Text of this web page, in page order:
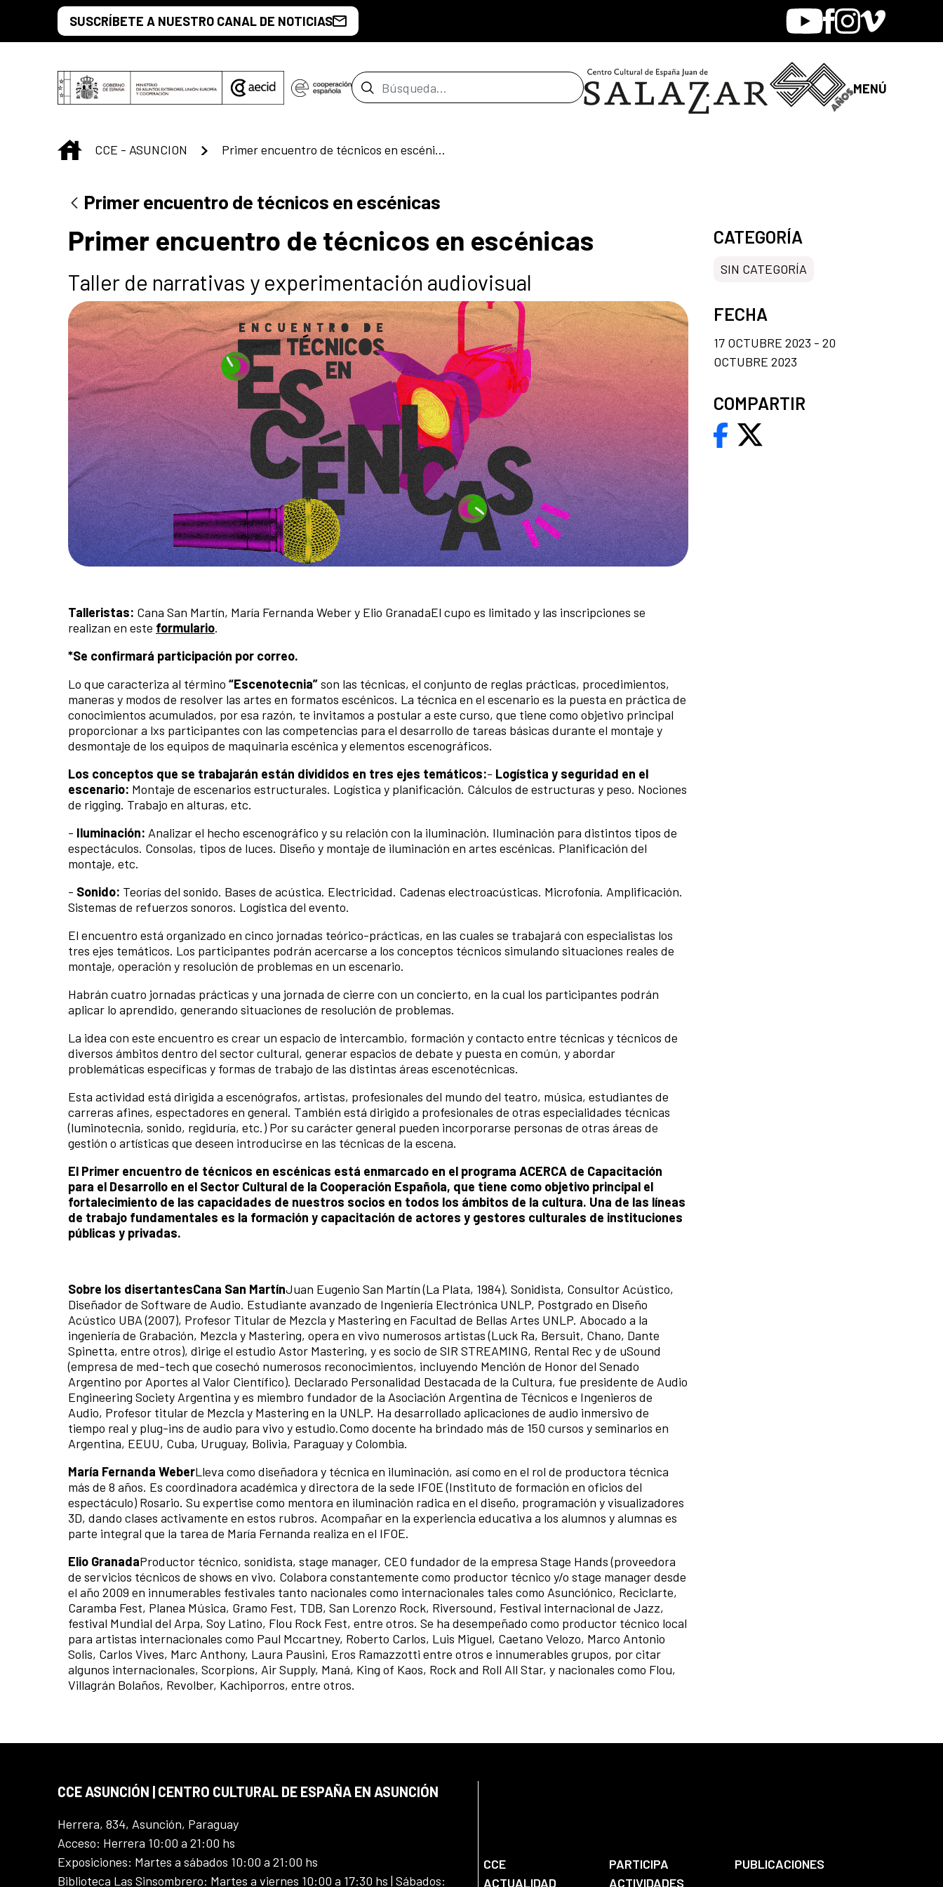
Saltar al contenido principal
SUSCRÍBETE A NUESTRO CANAL DE NOTICIAS YoutubeFacebook
Instagram
Vimeo
Barra de búsqueda MENÚ
INICIO
CCE - ASUNCION Primer encuentro de técnicos en escénicas
Primer encuentro de técnicos en escénicas
Primer encuentro de técnicos en escénicas
Taller de narrativas y experimentación audiovisual
Talleristas: Cana San Martín, María Fernanda Weber y Elio GranadaEl cupo es limitado y las inscripciones se
realizan en este formulario.
*Se confirmará participación por correo.
Lo que caracteriza al término “Escenotecnia”son las técnicas, el conjunto de reglas prácticas, procedimientos,
maneras y modos de resolver las artes en formatos escénicos. La técnica en el escenario es la puesta en práctica de
conocimientos acumulados, por esa razón, te invitamos a postular a este curso, que tiene como objetivo principal
proporcionar a lxs participantes con las competencias para el desarrollo de tareas básicas durante el montaje y
desmontaje de los equipos de maquinaria escénica y elementos escenográficos.
Los conceptos que se trabajarán están divididos en tres ejes temáticos:- Logística y seguridad en el
escenario: Montaje de escenarios estructurales. Logística y planificación. Cálculos de estructuras y peso. Nociones
de rigging. Trabajo en alturas, etc.
- Iluminación: Analizar el hecho escenográfico y su relación con la iluminación. Iluminación para distintos tipos de
espectáculos. Consolas, tipos de luces. Diseño y montaje de iluminación en artes escénicas. Planificación del
montaje, etc.
- Sonido: Teorías del sonido. Bases de acústica. Electricidad. Cadenas electroacústicas. Microfonía. Amplificación.
Sistemas de refuerzos sonoros. Logística del evento.
El encuentro está organizado en cinco jornadas teórico-prácticas, en las cuales se trabajará con especialistas los
tres ejes temáticos. Los participantes podrán acercarse a los conceptos técnicos simulando situaciones reales de
montaje, operación y resolución de problemas en un escenario.
Habrán cuatro jornadas prácticas y una jornada de cierre con un concierto, en la cual los participantes podrán
aplicar lo aprendido, generando situaciones de resolución de problemas.
La idea con este encuentro es crear un espacio de intercambio, formación y contacto entre técnicas y técnicos de
diversos ámbitos dentro del sector cultural, generar espacios de debate y puesta en común, y abordar
problemáticas específicas y formas de trabajo de las distintas áreas escenotécnicas.
Esta actividad está dirigida a escenógrafos, artistas, profesionales del mundo del teatro, música, estudiantes de
carreras afines, espectadores en general. También está dirigido a profesionales de otras especialidades técnicas
(luminotecnia, sonido, regiduría, etc.) Por su carácter general pueden incorporarse personas de otras áreas de
gestión o artísticas que deseen introducirse en las técnicas de la escena.
El Primer encuentro de técnicos en escénicas está enmarcado en el programa ACERCA de Capacitación
para el Desarrollo en el Sector Cultural de la Cooperación Española, que tiene como objetivo principal el
fortalecimiento de las capacidades de nuestros socios en todos los ámbitos de la cultura. Una de las líneas
de trabajo fundamentales es la formación y capacitación de actores y gestores culturales de instituciones
públicas y privadas.
Sobre los disertantesCana San MartínJuan Eugenio San Martín (La Plata, 1984). Sonidista, Consultor Acústico,
Diseñador de Software de Audio. Estudiante avanzado de Ingeniería Electrónica UNLP, Postgrado en Diseño
Acústico UBA (2007), Profesor Titular de Mezcla y Mastering en Facultad de Bellas Artes UNLP. Abocado a la
ingeniería de Grabación, Mezcla y Mastering, opera en vivo numerosos artistas (Luck Ra, Bersuit, Chano, Dante
Spinetta, entre otros), dirige el estudio Astor Mastering, y es socio de SIR STREAMING, Rental Rec y de uSound
(empresa de med-tech que cosechó numerosos reconocimientos, incluyendo Mención de Honor del Senado
Argentino por Aportes al Valor Científico). Declarado Personalidad Destacada de la Cultura, fue presidente de Audio
Engineering Society Argentina y es miembro fundador de la Asociación Argentina de Técnicos e Ingenieros de
Audio, Profesor titular de Mezcla y Mastering en la UNLP. Ha desarrollado aplicaciones de audio inmersivo de
tiempo real y plug-ins de audio para vivo y estudio.Como docente ha brindado más de 150 cursos y seminarios en
Argentina, EEUU, Cuba, Uruguay, Bolivia, Paraguay y Colombia.
María Fernanda WeberLleva como diseñadora y técnica en iluminación, así como en el rol de productora técnica
más de 8 años. Es coordinadora académica y directora de la sede IFOE (Instituto de formación en oficios del
espectáculo) Rosario. Su expertise como mentora en iluminación radica en el diseño, programación y visualizadores
3D, dando clases activamente en estos rubros. Acompañar en la experiencia educativa a los alumnos y alumnas es
parte integral que la tarea de María Fernanda realiza en el IFOE.
Elio GranadaProductor técnico, sonidista, stage manager, CEO fundador de la empresa Stage Hands (proveedora
de servicios técnicos de shows en vivo. Colabora constantemente como productor técnico y/o stage manager desde
el año 2009 en innumerables festivales tanto nacionales como internacionales tales como Asunciónico, Reciclarte,
Caramba Fest, Planea Música, Gramo Fest, TDB, San Lorenzo Rock, Riversound, Festival internacional de Jazz,
festival Mundial del Arpa, Soy Latino, Flou Rock Fest, entre otros. Se ha desempeñado como productor técnico local
para artistas internacionales como Paul Mccartney, Roberto Carlos, Luis Miguel, Caetano Velozo, Marco Antonio
Solis, Carlos Vives, Marc Anthony, Laura Pausini, Eros Ramazzotti entre otros e innumerables grupos, por citar
algunos internacionales, Scorpions, Air Supply, Maná, King of Kaos, Rock and Roll All Star, y nacionales como Flou,
Villagrán Bolaños, Revolber, Kachiporros, entre otros.
CATEGORÍA
SIN CATEGORÍA
FECHA
17 OCTUBRE 2023 - 20
OCTUBRE 2023
COMPARTIR
CCE ASUNCIÓN | CENTRO CULTURAL DE ESPAÑA EN ASUNCIÓN
Herrera, 834, Asunción, Paraguay
Acceso: Herrera 10:00 a 21:00 hs
Exposiciones: Martes a sábados 10:00 a 21:00 hs
Biblioteca Las Sinsombrero: Martes a viernes 10:00 a 17:30 hs | Sábados:
CCE PARTICIPA
PUBLICACIONES
ACTUALIDAD
ACTIVIDADES